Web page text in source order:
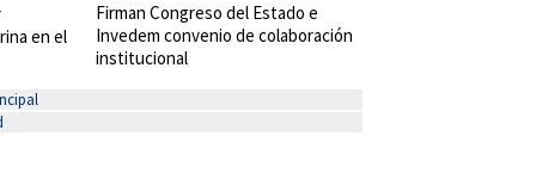
en el
Firman Congreso del Estado e
Invedem convenio de colaboración
institucional